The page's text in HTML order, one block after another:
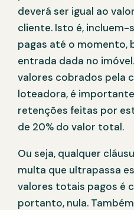
deverá ser igual ao
cliente. Isto é, incluem-
pagas até o momento,
entrada dada no
valores cobrados pela
loteadora, é
retenções feitas por
de 20% do valor total.
Ou seja, qualquer
multa que ultrapassa
valores totais pagos é
portanto, nula.